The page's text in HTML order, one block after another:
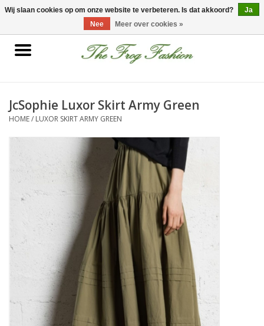
0 Artikelen - €0,00
Home
Nieuwe collectie
Accessoires
Feest Kleding
JcSophie Luxor Skirt Army Green
HOME/ LUXOR SKIRT ARMY GREEN
Wij slaan cookies op om onze website te verbeteren. Is dat akkoord?
Ja
Nee
Meer over cookies »